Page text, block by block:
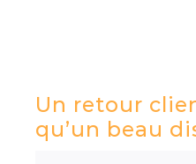
Un retour
qu’un beau